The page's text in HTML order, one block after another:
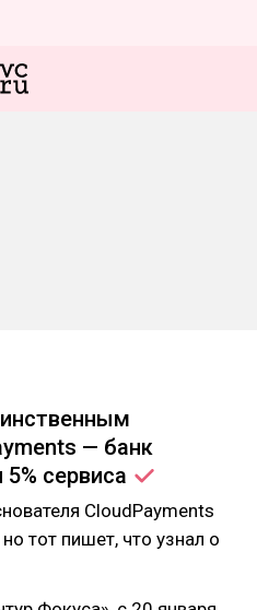
— банк
сервиса
CloudPayments
тот пишет, что узнал о